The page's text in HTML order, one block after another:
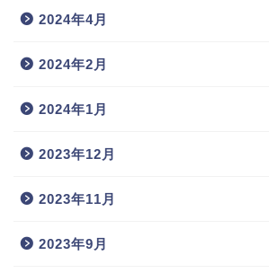
2024年4月
2024年2月
2024年1月
2023年12月
2023年11月
2023年9月